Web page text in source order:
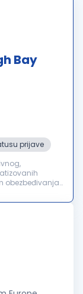
Bay
prijave
obezbeđivanja